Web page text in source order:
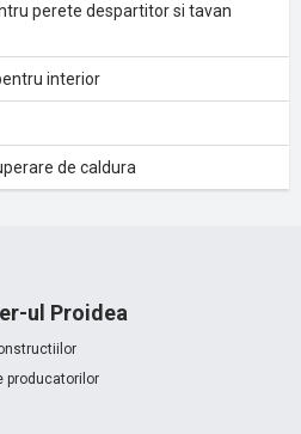
perete despartitor si tavan
interior
de caldura
ul Proidea
producatorilor